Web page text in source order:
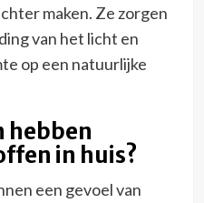
maken. Ze zorgen
van het licht en
op een natuurlijke
hebben
in huis?
een gevoel van